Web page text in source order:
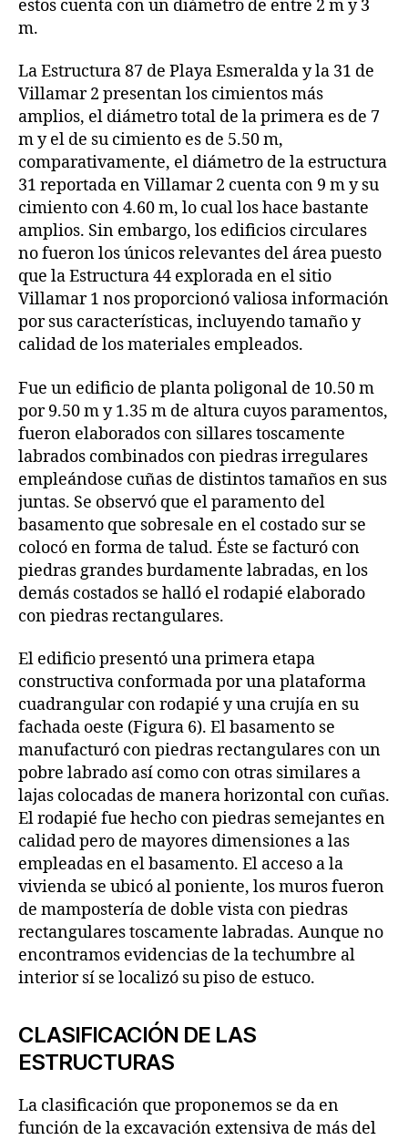
estos cuenta con un diámetro de entre 2 m y 3
m.
La Estructura 87 de Playa Esmeralda y la 31 de
Villamar 2 presentan los cimientos más
amplios, el diámetro total de la primera es de 7
m y el de su cimiento es de 5.50 m,
comparativamente, el diámetro de la estructura
31 reportada en Villamar 2 cuenta con 9 m y su
cimiento con 4.60 m, lo cual los hace bastante
amplios. Sin embargo, los edificios circulares
no fueron los únicos relevantes del área puesto
que la Estructura 44 explorada en el sitio
Villamar 1 nos proporcionó valiosa información
por sus características, incluyendo tamaño y
calidad de los materiales empleados.
Fue un edificio de planta poligonal de 10.50 m
por 9.50 m y 1.35 m de altura cuyos paramentos,
fueron elaborados con sillares toscamente
labrados combinados con piedras irregulares
empleándose cuñas de distintos tamaños en sus
juntas. Se observó que el paramento del
basamento que sobresale en el costado sur se
colocó en forma de talud. Éste se facturó con
piedras grandes burdamente labradas, en los
demás costados se halló el rodapié elaborado
con piedras rectangulares.
El edificio presentó una primera etapa
constructiva conformada por una plataforma
cuadrangular con rodapié y una crujía en su
fachada oeste (Figura 6). El basamento se
manufacturó con piedras rectangulares con un
pobre labrado así como con otras similares a
lajas colocadas de manera horizontal con cuñas.
El rodapié fue hecho con piedras semejantes en
calidad pero de mayores dimensiones a las
empleadas en el basamento. El acceso a la
vivienda se ubicó al poniente, los muros fueron
de mampostería de doble vista con piedras
rectangulares toscamente labradas. Aunque no
encontramos evidencias de la techumbre al
interior sí se localizó su piso de estuco.
CLASIFICACIÓN DE LAS
ESTRUCTURAS
La clasificación que proponemos se da en
función de la excavación extensiva de más del